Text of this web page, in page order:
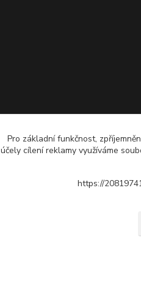
Pro základní funkčnost,
účely cílení reklamy využíváme
https://